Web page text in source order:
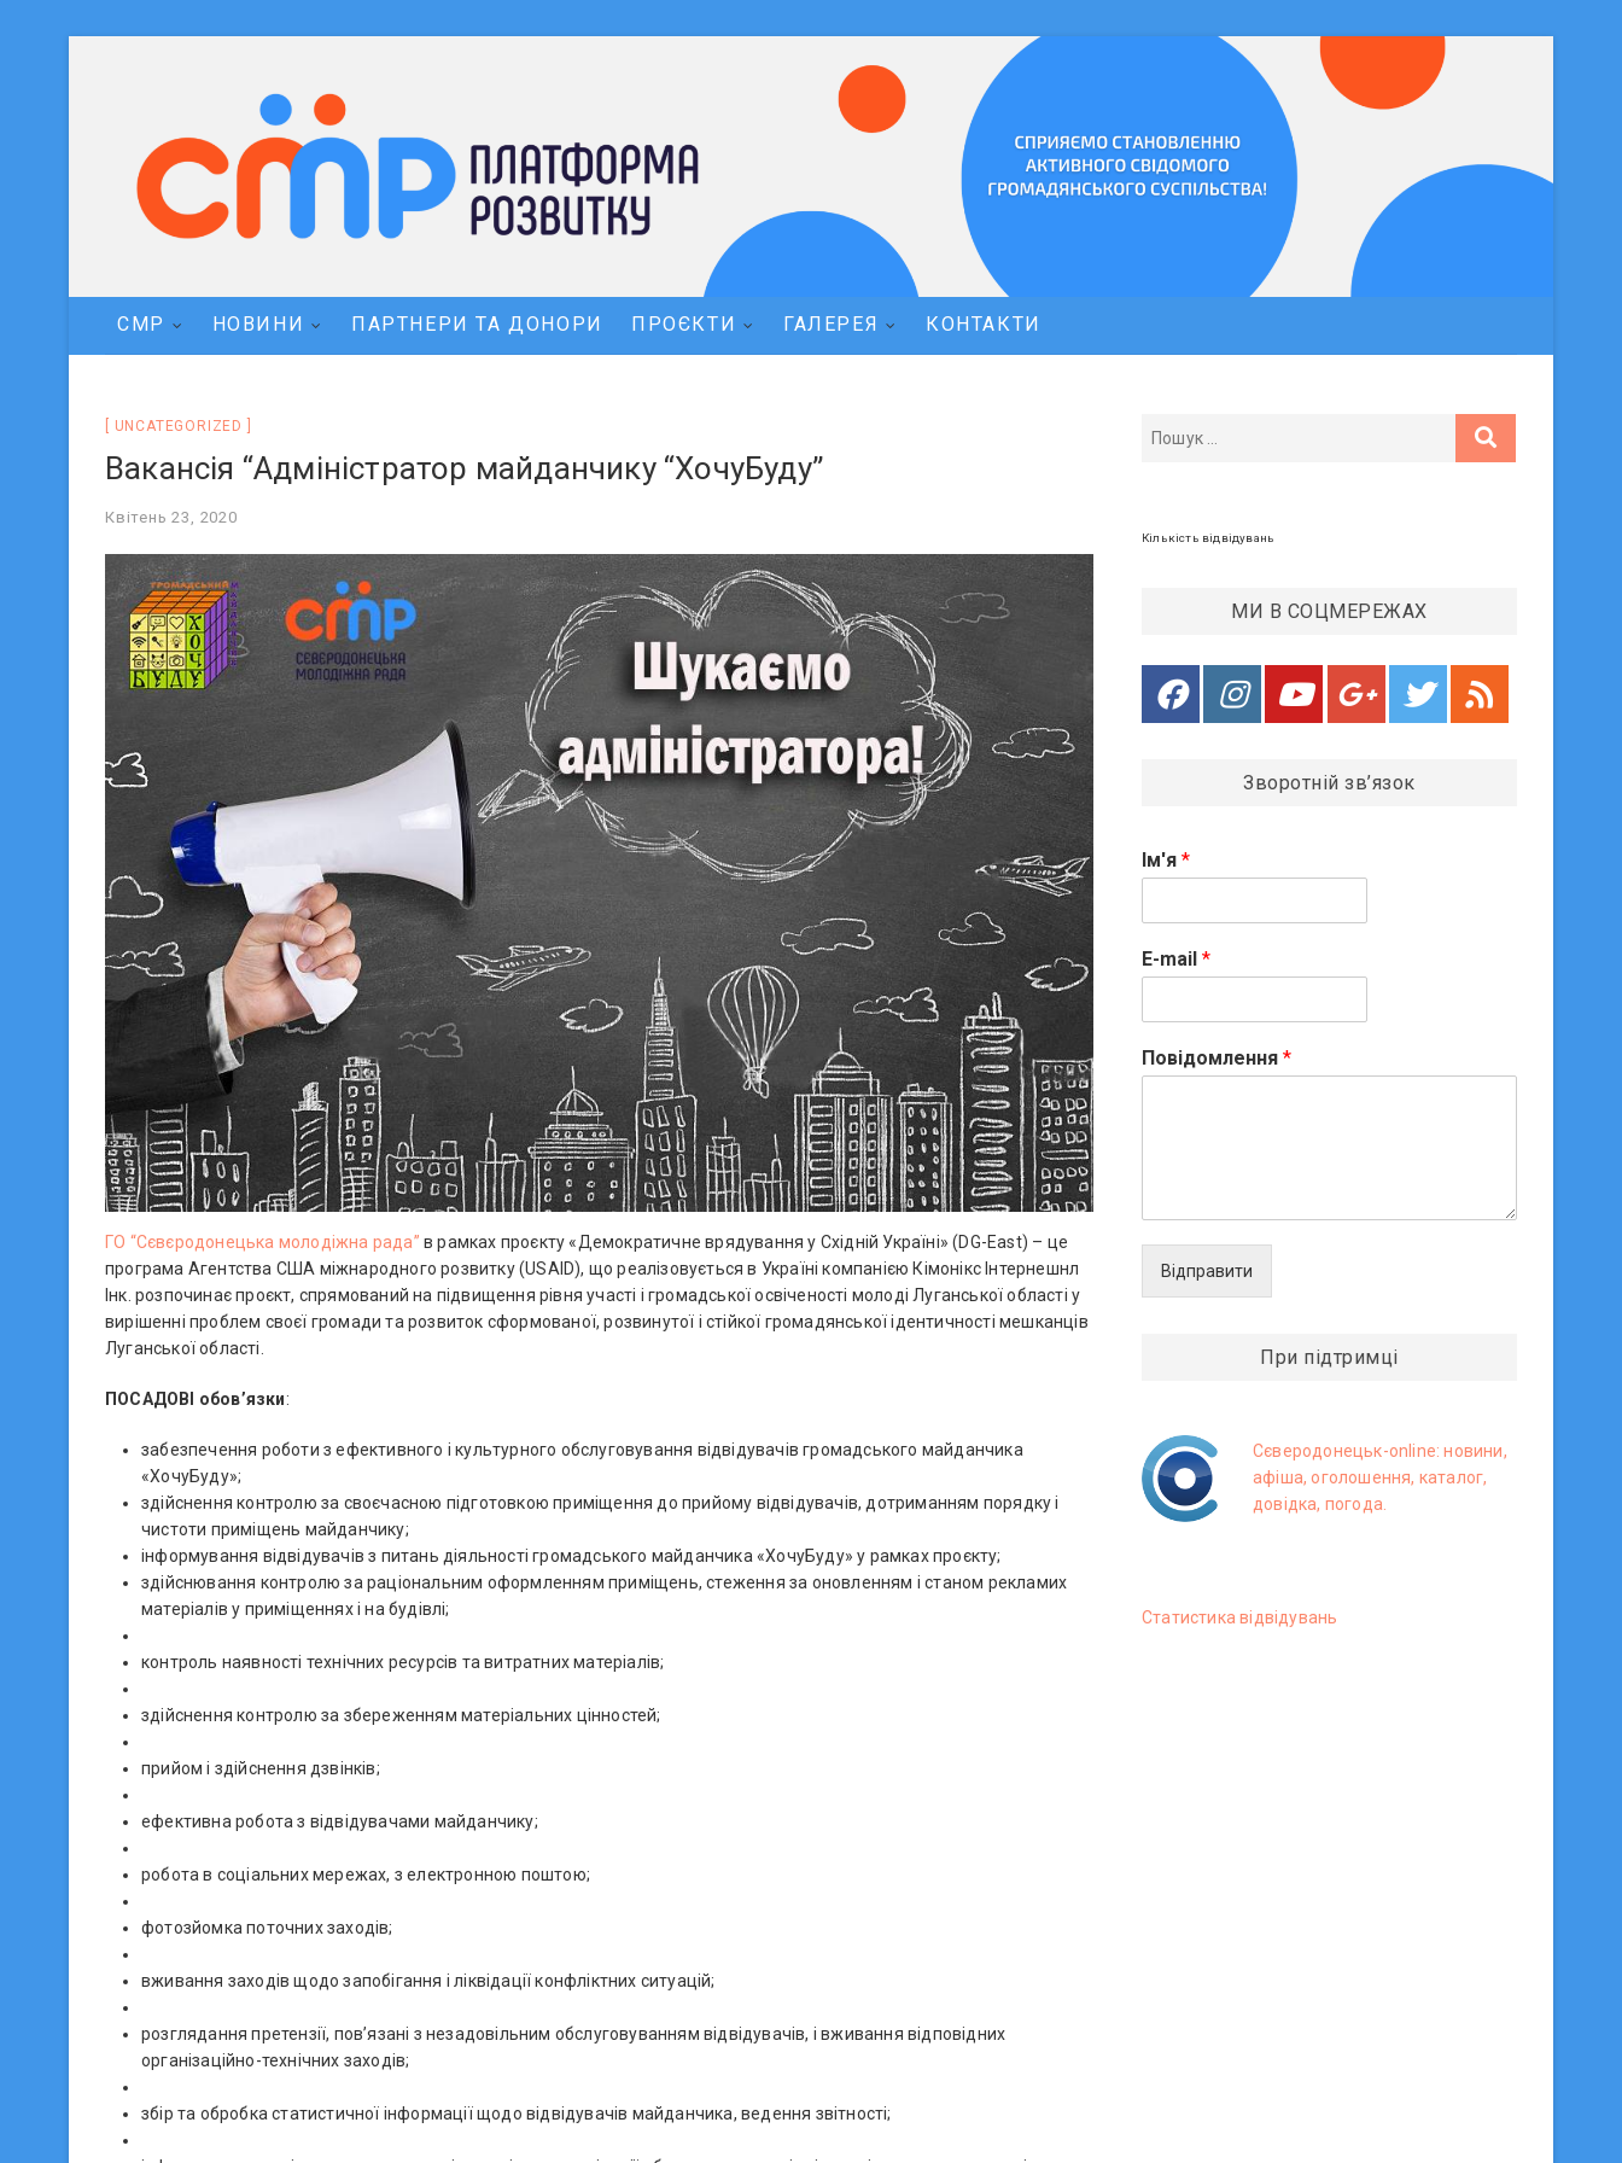
СМР НОВИНИ ПАРТНЕРИ ТА ДОНОРИ ПРОЄКТИ ГАЛЕРЕЯ КОНТАКТИ
UNCATEGORIZED
Вакансія “Адміністратор майданчику “ХочуБуду”
Квітень 23, 2020
ГО “Сєвєродонецька молодіжна рада” в рамках проєкту «Демократичне врядування у Східній Україні» (DG-East) – це
програма Агентства США міжнародного розвитку (USAID), що реалізовується в Україні компанією Кімонікс Інтернешнл
Інк. розпочинає проєкт, спрямований на підвищення рівня участі і громадської освіченості молоді Луганської області у
вирішенні проблем своєї громади та розвиток сформованої, розвинутої і стійкої громадянської ідентичності мешканців
Луганської області.
ПОСАДОВІ обов’язки:
забезпечення роботи з ефективного і культурного обслуговування відвідувачів громадського майданчика
«ХочуБуду»;
здійснення контролю за своєчасною підготовкою приміщення до прийому відвідувачів, дотриманням порядку і
чистоти приміщень майданчику;
інформування відвідувачів з питань діяльності громадського майданчика «ХочуБуду» у рамках проєкту;
здійснювання контролю за раціональним оформленням приміщень, стеження за оновленням і станом рекламих
матеріалів у приміщеннях і на будівлі;
контроль наявності технічних ресурсів та витратних матеріалів;
здійснення контролю за збереженням матеріальних цінностей;
прийом і здійснення дзвінків;
ефективна робота з відвідувачами майданчику;
робота в соціальних мережах, з електронною поштою;
фотозйомка поточних заходів;
вживання заходів щодо запобігання і ліквідації конфліктних ситуацій;
розглядання претензії, пов’язані з незадовільним обслуговуванням відвідувачів, і вживання відповідних
організаційно-технічних заходів;
збір та обробка статистичної інформації щодо відвідувачів майданчика, ведення звітності;
Кількість відвідувань
МИ В СОЦМЕРЕЖАХ
Зворотній зв’язок
Ім'я *
E-mail *
Повідомлення *
Відправити
При підтримці
Сєверодонецьк-online: новини,
афіша, оголошення, каталог,
довідка, погода.
Статистика вiдвiдувань